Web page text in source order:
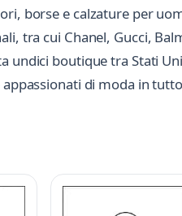
borse e calzature per
tra cui Chanel, Gucci,
undici boutique tra Stati
di moda in